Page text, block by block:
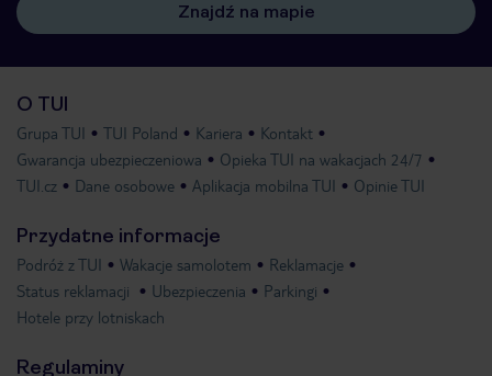
Znajdź na mapie
O TUI
Grupa TUI TUI Poland Kariera
Kontakt
Gwarancja ubezpieczeniowa
Opieka TUI na wakacjach 24/7
TUI.cz
Dane osobowe Aplikacja mobilna TUI Opinie TUI
Przydatne informacje
Podróż z TUI Wakacje samolotem
Reklamacje
Status reklamacji
Ubezpieczenia
Parkingi
Hotele przy lotniskach
Regulaminy